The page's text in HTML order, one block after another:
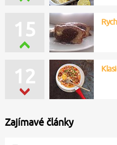
15
12
Zajímavé články